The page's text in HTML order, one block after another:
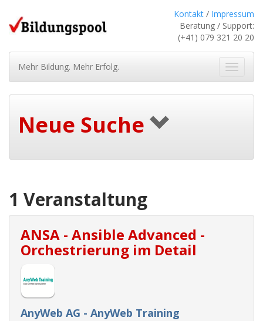
Kontakt / Impressum
Beratung / Support:
(+41) 079 321 20 20
ein-/
Mehr Bildung. Mehr Erfolg.
Neue Suche
1 Veranstaltung
ANSA - Ansible Advanced -
Orchestrierung im Detail
AnyWeb AG - AnyWeb Training